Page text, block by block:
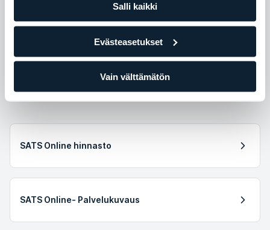
Salli kaikki
Evästeasetukset
Vain välttämätön
löytyy jokaiselle jotakin. Palvelu tarjoaa
mainion mahdollisuuden treenata ajasta ja
erityisen hyvin vuorotyötä tekeville
työntekijöillemme. - Teija, HR Manager Valio
SATS Online hinnasto
SATS Online- Palvelukuvaus